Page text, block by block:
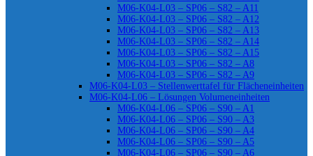
M06-K04-L03 – SP06 – S82 – A11
M06-K04-L03 – SP06 – S82 – A12
M06-K04-L03 – SP06 – S82 – A13
M06-K04-L03 – SP06 – S82 – A14
M06-K04-L03 – SP06 – S82 – A15
M06-K04-L03 – SP06 – S82 – A8
M06-K04-L03 – SP06 – S82 – A9
M06-K04-L03 – Stellenwerttafel für Flächeneinheiten
M06-K04-L06 – Lösungen Volumeneinheiten
M06-K04-L06 – SP06 – S90 – A1
M06-K04-L06 – SP06 – S90 – A3
M06-K04-L06 – SP06 – S90 – A4
M06-K04-L06 – SP06 – S90 – A5
M06-K04-L06 – SP06 – S90 – A6